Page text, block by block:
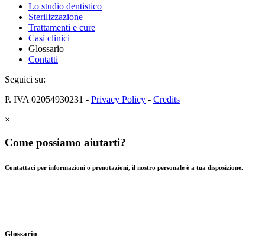
Lo studio dentistico
Sterilizzazione
Trattamenti e cure
Casi clinici
Glossario
Contatti
Seguici su:
P. IVA 02054930231 - Privacy Policy - Credits
×
Come possiamo aiutarti?
Contattaci per informazioni o prenotazioni, il nostro personale è a tua disposizione.
Glossario